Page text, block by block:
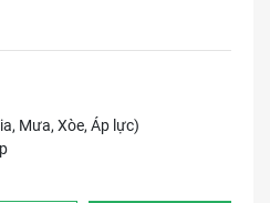
Mưa, Xòe, Áp lực)